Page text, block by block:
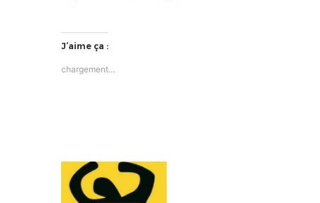
J’aime ça :
chargement…